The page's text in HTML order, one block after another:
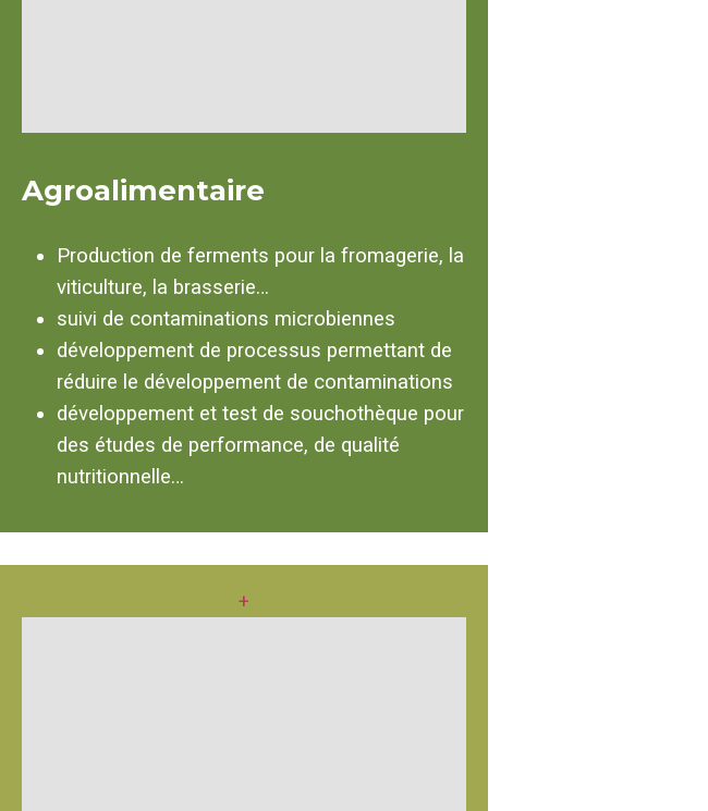
Agroalimentaire
Production de ferments pour la fromagerie, la
viticulture, la brasserie…
suivi de contaminations microbiennes
développement de processus permettant de
réduire le développement de contaminations
développement et test de souchothèque pour
des études de performance, de qualité
nutritionnelle…
+